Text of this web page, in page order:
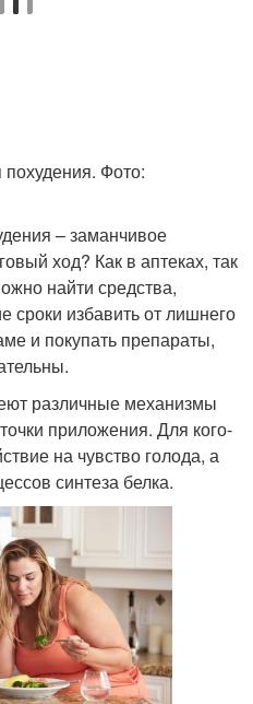
Фото:
– заманчивое
ход? Как в аптеках, так
найти средства,
сроки избавить от лишнего
и покупать препараты,
различные механизмы
приложения. Для кого-
на чувство голода, а
синтеза белка.